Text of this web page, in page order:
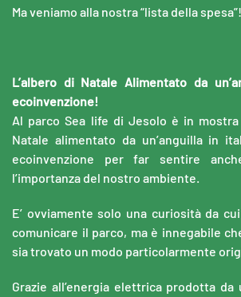
Ma veniamo alla nostra “lista della spesa”!
L’albero di Natale Alimentato da
ecoinvenzione!
Al parco Sea life di Jesolo è in
Natale alimentato da un’anguilla in
ecoinvenzione per far sentire
l’importanza del nostro ambiente.
E’ ovviamente solo una curiosità da
comunicare il parco, ma è innegabile
sia trovato un modo particolarmente
Grazie all’energia elettrica prodotta da